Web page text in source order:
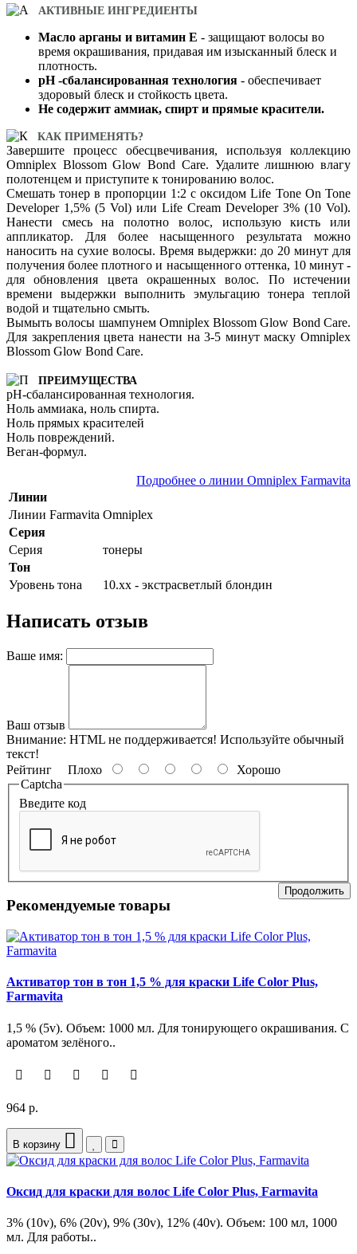
АКТИВНЫЕ ИНГРЕДИЕНТЫ
Масло арганы и витамин Е - защищают волосы во
время окрашивания, придавая им изысканный блеск и
плотность.
pH -сбалансированная технология - обеспечивает
здоровый блеск и стойкость цвета.
Не содержит аммиак, спирт и прямые красители.
КАК ПРИМЕНЯТЬ?
Завершите процесс обесцвечивания, используя коллекцию
Omniplex Blossom Glow Bond Care. Удалите лишнюю влагу
полотенцем и приступите к тонированию волос.
Смешать тонер в пропорции 1:2 с оксидом Life Tone On Tone
Developer 1,5% (5 Vol) или Life Cream Developer 3% (10 Vol).
Нанести смесь на полотно волос, использую кисть или
аппликатор. Для более насыщенного результата можно
наносить на сухие волосы. Время выдержки: до 20 минут для
получения более плотного и насыщенного оттенка, 10 минут -
для обновления цвета окрашенных волос. По истечении
времени выдержки выполнить эмульгацию тонера теплой
водой и тщательно смыть.
Вымыть волосы шампунем Omniplex Blossom Glow Bond Care.
Для закрепления цвета нанести на 3-5 минут маску Omniplex
Blossom Glow Bond Care.
ПРЕИМУЩЕСТВА
pH-сбалансированная технология.
Ноль аммиака, ноль спирта.
Ноль прямых красителей
Ноль повреждений.
Веган-формул.
Подробнее о линии Omniplex Farmavita
Линии
Линии Farmavita Omniplex
Серия
Серия
тонеры
Тон
Уровень тона
10.хх - экстрасветлый блондин
Написать отзыв
Ваше имя:
Ваш отзыв
Внимание: HTML не поддерживается! Используйте обычный
текст!
Рейтинг Плохо
Хорошо
Captcha
Введите код
Продолжить
Рекомендуемые товары
Активатор тон в тон 1,5 % для краски Life Color Plus,
Farmavita
1,5 % (5v). Объем: 1000 мл. Для тонирующего окрашивания. С
ароматом зелёного..
964 р.
В корзину
Оксид для краски для волос Life Color Plus, Farmavita
3% (10v), 6% (20v), 9% (30v), 12% (40v). Объем: 100 мл, 1000
мл. Для работы..